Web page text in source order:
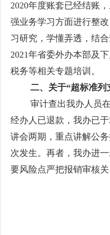
2020年度账套已经结账
强业务学习方面进行整
习研究，学懂弄透，结
2021年省委外办本部及
税务等相关专题培训。
二、关于“超标准列支
审计查出我办人员在
经办人已退款，我办已
讲会两期，重点讲解公
次发生。再者，我办进
要风险点严把报销审核